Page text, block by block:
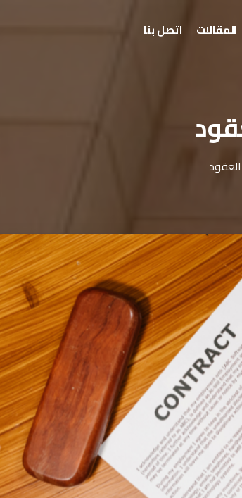
المقالات اتصل بنا